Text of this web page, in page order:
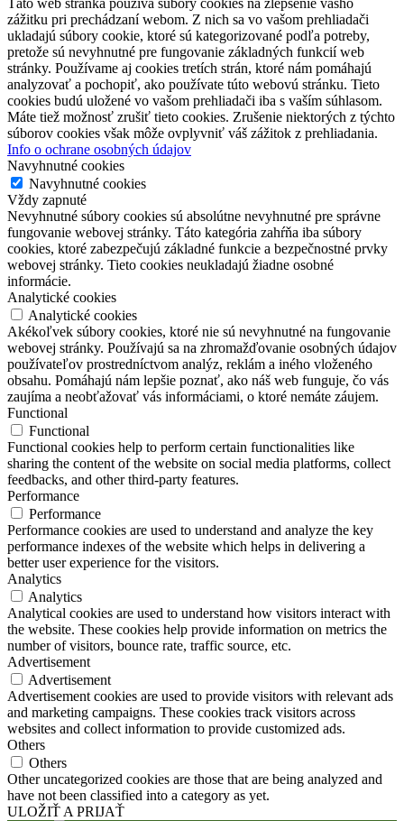
Táto web stránka používa súbory cookies na zlepšenie vášho
zážitku pri prechádzaní webom. Z nich sa vo vašom prehliadači
ukladajú súbory cookie, ktoré sú kategorizované podľa potreby,
pretože sú nevyhnutné pre fungovanie základných funkcií web
stránky. Používame aj cookies tretích strán, ktoré nám pomáhajú
analyzovať a pochopiť, ako používate túto webovú stránku. Tieto
cookies budú uložené vo vašom prehliadači iba s vaším súhlasom.
Máte tiež možnosť zrušiť tieto cookies. Zrušenie niektorých z týchto
súborov cookies však môže ovplyvniť váš zážitok z prehliadania.
Info o ochrane osobných údajov
Navyhnutné cookies
Navyhnutné cookies
Vždy zapnuté
Nevyhnutné súbory cookies sú absolútne nevyhnutné pre správne
fungovanie webovej stránky. Táto kategória zahŕňa iba súbory
cookies, ktoré zabezpečujú základné funkcie a bezpečnostné prvky
webovej stránky. Tieto cookies neukladajú žiadne osobné
informácie.
Analytické cookies
Analytické cookies
Akékoľvek súbory cookies, ktoré nie sú nevyhnutné na fungovanie
webovej stránky. Používajú sa na zhromažďovanie osobných údajov
používateľov prostredníctvom analýz, reklám a iného vloženého
obsahu. Pomáhajú nám lepšie poznať, ako náš web funguje, čo vás
zaujíma a neobťažovať vás informáciami, o ktoré nemáte záujem.
Functional
Functional
Functional cookies help to perform certain functionalities like
sharing the content of the website on social media platforms, collect
feedbacks, and other third-party features.
Performance
Performance
Performance cookies are used to understand and analyze the key
performance indexes of the website which helps in delivering a
better user experience for the visitors.
Analytics
Analytics
Analytical cookies are used to understand how visitors interact with
the website. These cookies help provide information on metrics the
number of visitors, bounce rate, traffic source, etc.
Advertisement
Advertisement
Advertisement cookies are used to provide visitors with relevant ads
and marketing campaigns. These cookies track visitors across
websites and collect information to provide customized ads.
Others
Others
Other uncategorized cookies are those that are being analyzed and
have not been classified into a category as yet.
ULOŽIŤ A PRIJAŤ